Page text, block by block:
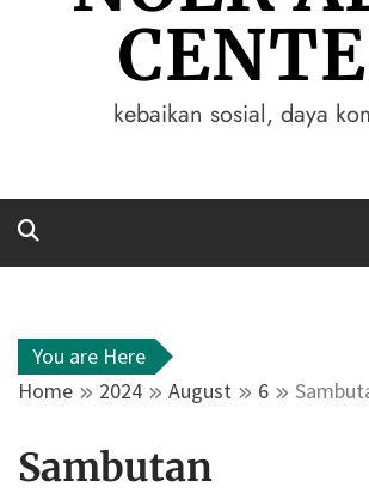
kebaikan sosial, daya
You are Here
Home
2024 August 6
Sambutan